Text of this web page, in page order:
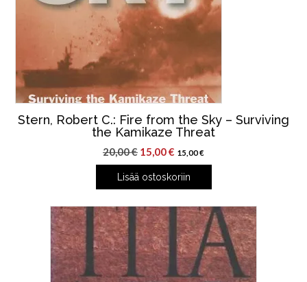
Stern, Robert C.: Fire from the Sky – Surviving
the Kamikaze Threat
20,00€ Alkuperäinen
hinta
oli:
15,00€ Nykyinen
hinta
on:
15,00€
Lisää ostoskoriin